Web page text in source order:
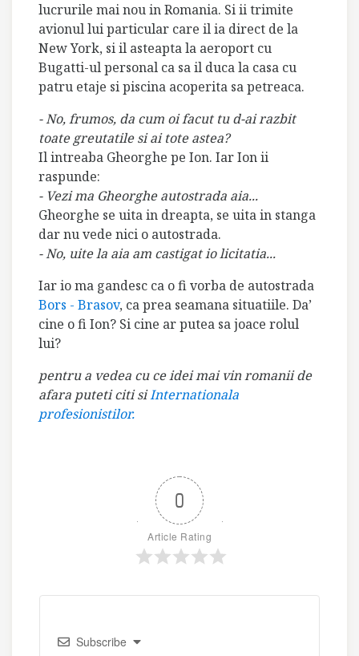
lucrurile mai nou in Romania. Si ii trimite
avionul lui particular care il ia direct de la
New York, si il asteapta la aeroport cu
Bugatti-ul personal ca sa il duca la casa cu
patru etaje si piscina acoperita sa petreaca.
- No, frumos, da cum oi facut tu d-ai razbit
toate greutatile si ai tote astea?
Il intreaba Gheorghe pe Ion. Iar Ion ii
raspunde:
- Vezi ma Gheorghe autostrada aia...
Gheorghe se uita in dreapta, se uita in stanga
dar nu vede nici o autostrada.
- No, uite la aia am castigat io licitatia...
Iar io ma gandesc ca o fi vorba de autostrada
Bors - Brasov, ca prea seamana situatiile. Da’
cine o fi Ion? Si cine ar putea sa joace rolul
lui?
pentru a vedea cu ce idei mai vin romanii de
afara puteti citi siInternationala
profesionistilor.
0
Article Rating
Subscribe